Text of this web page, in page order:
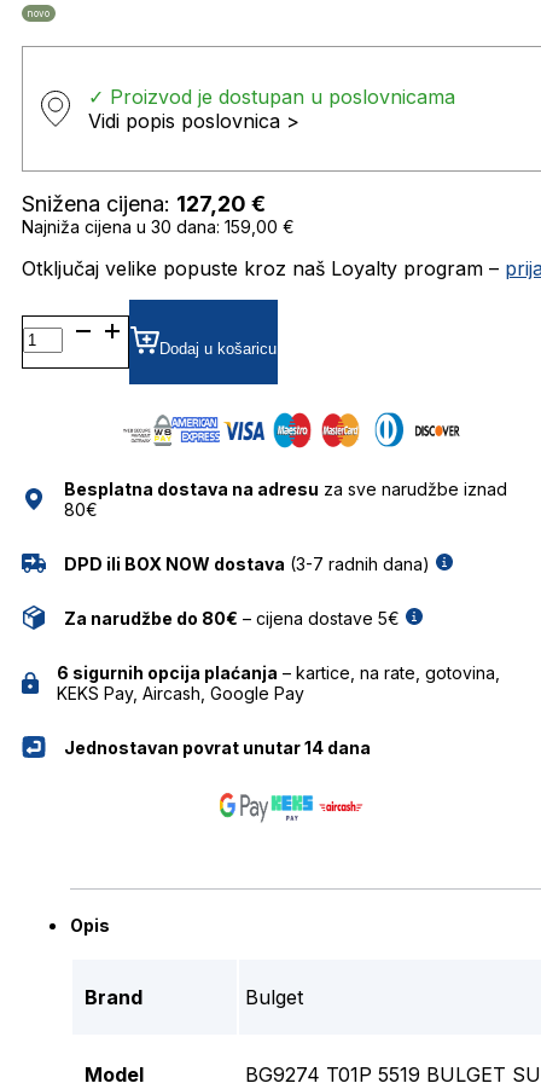
novo
✓ Proizvod je dostupan u poslovnicama
Vidi popis poslovnica >
Snižena cijena: 127,20 €
Najniža cijena u 30 dana: 159,00 €
Otključaj velike popuste kroz naš Loyalty program –
BG9274 SUNČANE
NAOČALE
BULGET
Dodaj u košaricu
Besplatna dostava na adresu za sve narudžbe iznad
80€
DPD ili BOX NOW dostava (3-7 radnih dana)
Za narudžbe do 80€ – cijena dostave 5€
6 sigurnih opcija plaćanja – kartice, na rate, gotovina,
KEKS Pay, Aircash, Google Pay
Jednostavan povrat unutar 14 dana
Opis
Brand Bulget
Model BG9274 T01P 5519 BULGET